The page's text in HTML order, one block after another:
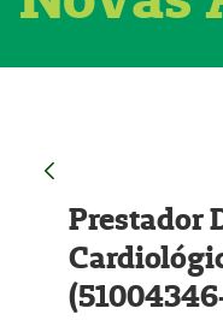
Prestador